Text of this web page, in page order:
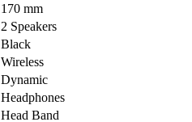
170 mm
2 Speakers
Black
Wireless
Dynamic
Headphones
Head Band